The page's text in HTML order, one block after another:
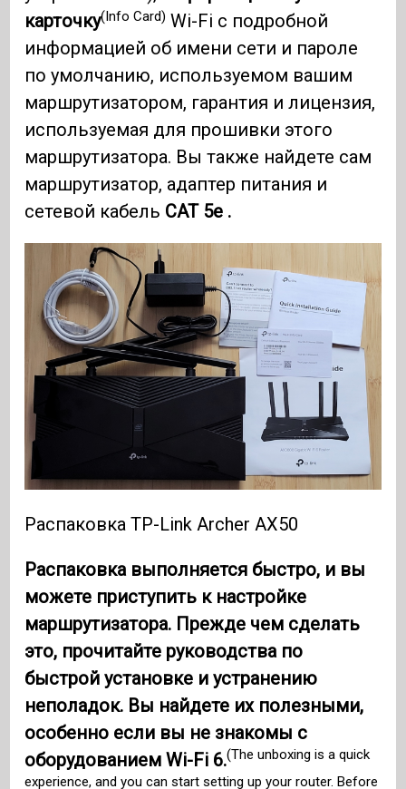
карточку(Info Card) Wi-Fi с подробной
информацией об имени сети и пароле
по умолчанию, используемом вашим
маршрутизатором, гарантия и лицензия,
используемая для прошивки этого
маршрутизатора. Вы также найдете сам
маршрутизатор, адаптер питания и
сетевой кабель CAT 5e .
Распаковка TP-Link Archer AX50
Распаковка выполняется быстро, и вы
можете приступить к настройке
маршрутизатора. Прежде чем сделать
это, прочитайте руководства по
быстрой установке и устранению
неполадок. Вы найдете их полезными,
особенно если вы не знакомы с
оборудованием Wi-Fi 6.(The unboxing is a quick
experience, and you can start setting up your router. Before